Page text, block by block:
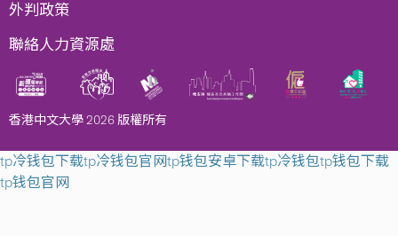
外判政策
聯絡人力資源處
香港中文大學 2026 版權所有
tp冷钱包下载tp冷钱包官网tp钱包安卓下载tp冷钱包tp钱包下载
tp钱包官网